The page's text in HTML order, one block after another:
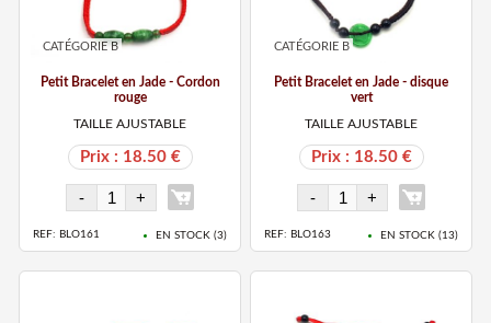
CATÉGORIE B
Petit Bracelet en Jade - Cordon
rouge
TAILLE AJUSTABLE
Prix : 18.50 €
REF: BLO161 EN STOCK (3)
CATÉGORIE B
Petit Bracelet en Jade - disque
vert
TAILLE AJUSTABLE
Prix : 18.50 €
REF: BLO163 EN STOCK ( 13)